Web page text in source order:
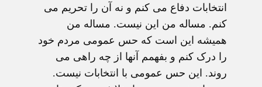
انتخابات دفاع می کنم و نه آن را تحريم می
کنم. مساله من اين نيست. مساله من
هميشه اين است که حس عمومی مردم خود
را درک کنم و بفهمم آنها از چه راهی می
روند. اين حس عمومی با انتخابات نيست.